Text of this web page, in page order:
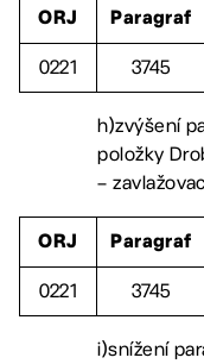
ORJ Paragraf
0221 3745
h)zvýšení
položky
–
ORJ Paragraf
0221 3745
i)snížení